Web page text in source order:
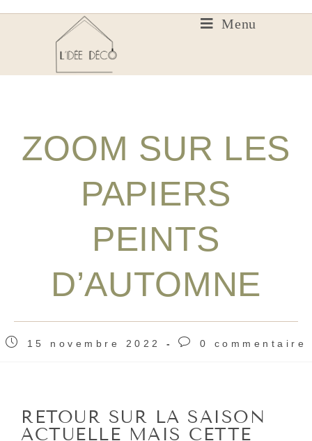
Menu
ZOOM SUR LES
PAPIERS
PEINTS
D’AUTOMNE
15 novembre 2022 0 commentaire
RETOUR SUR LA SAISON
ACTUELLE MAIS CETTE